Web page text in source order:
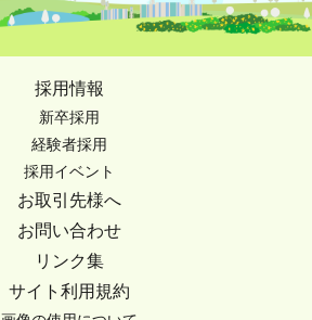
採用情報
新卒採用
経験者採用
採用イベント
お取引先様へ
お問い合わせ
リンク集
サイト利用規約